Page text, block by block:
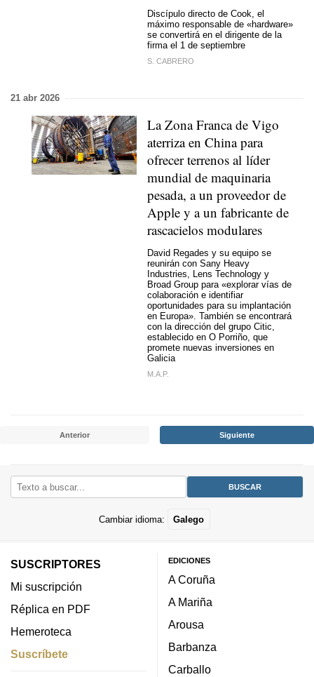
Discípulo directo de Cook, el
máximo responsable de «hardware»
se convertirá en el dirigente de la
firma el 1 de septiembre
S. CABRERO
21 abr 2026
La Zona Franca de Vigo
aterriza en China para
ofrecer terrenos al líder
mundial de maquinaria
pesada, a un proveedor de
Apple y a un fabricante de
rascacielos modulares
David Regades y su equipo se
reunirán con Sany Heavy
Industries, Lens Technology y
Broad Group para «explorar vías de
colaboración e identifiar
oportunidades para su implantación
en Europa». También se encontrará
con la dirección del grupo Citic,
establecido en O Porriño, que
promete nuevas inversiones en
Galicia
M.A.P.
Anterior Siguiente
Cambiar idioma: Galego
SUSCRIPTORES
Mi suscripción
Réplica en PDF
Hemeroteca
Suscríbete
EDICIONES
A Coruña
A Mariña
Arousa
Barbanza
Carballo